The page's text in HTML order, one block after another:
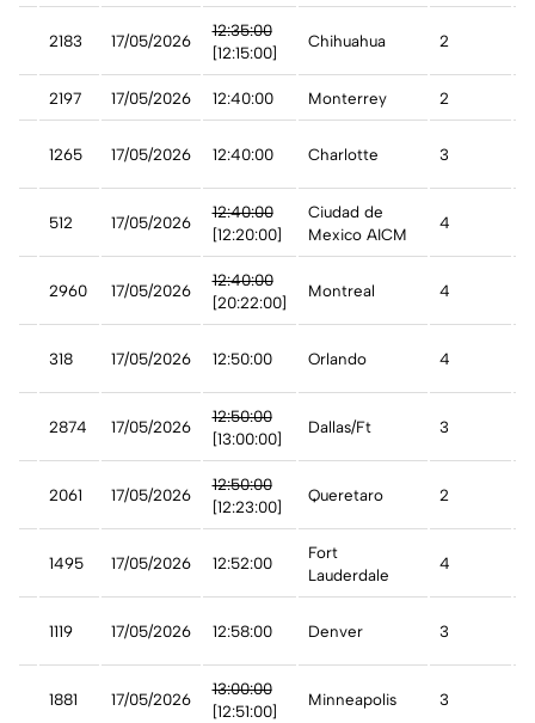
2183 17/05/2026
12:35:00
[12:15:00]
Chihuahua 2
2197 17/05/2026 12:40:00 Monterrey 2
1265 17/05/2026 12:40:00 Charlotte 3
512 17/05/2026
12:40:00
[12:20:00]
Ciudad de
Mexico AICM
4
2960 17/05/2026
12:40:00
[20:22:00]
Montreal 4
318 17/05/2026 12:50:00 Orlando 4
2874 17/05/2026
12:50:00
[13:00:00]
Dallas/Ft 3
2061 17/05/2026
12:50:00
[12:23:00]
Queretaro 2
1495 17/05/2026 12:52:00
Fort
Lauderdale
4
1119 17/05/2026 12:58:00 Denver 3
1881 17/05/2026
13:00:00
[12:51:00]
Minneapolis 3